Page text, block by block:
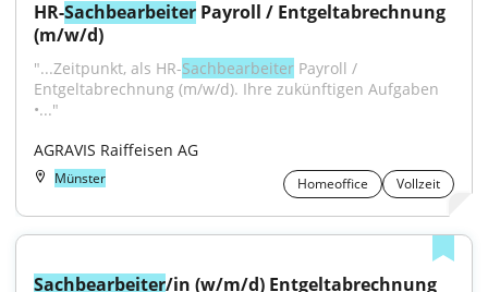
HR-Sachbearbeiter Payroll / Entgeltabrechnung
(m/w/d)
"...Zeitpunkt, als HR-Sachbearbeiter Payroll /
Entgeltabrechnung (m/w/d). Ihre zukünftigen Aufgaben
•..."
AGRAVIS Raiffeisen AG
Münster Homeoffice Vollzeit
Sachbearbeiter/in (w/m/d) Entgeltabrechnung